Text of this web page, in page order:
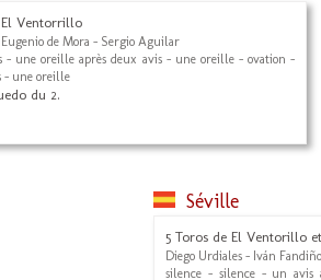
El Ventorrillo
Eugenio de Mora - Sergio Aguilar
- une oreille après deux avis - une oreille - ovation -
- une oreille
du 2.
Séville
5 Toros de El Ventorillo
Diego Urdiales - Iván
silence - silence - un avis